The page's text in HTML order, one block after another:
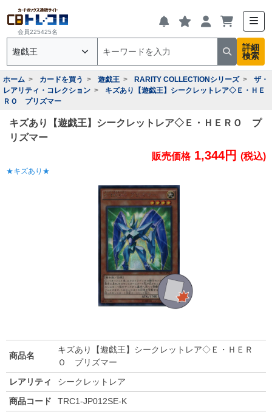
会員225425名
詳細
検索
ホーム カードを買う 遊戯王 RARITY COLLECTIONシリーズ
ザ・
レアリティ・コレクション
キズあり【遊戯王】シークレットレア◇Ｅ・ＨＥ
ＲＯ プリズマー
キズあり【遊戯王】シークレットレア◇Ｅ・ＨＥＲＯ プ
リズマー
★キズあり★
販売価格 1,344円 (税込)
商品名
キズあり【遊戯王】シークレットレア◇Ｅ・ＨＥＲ
Ｏ プリズマー
レアリティ
シークレットレア
商品コード
TRC1-JP012SE-K